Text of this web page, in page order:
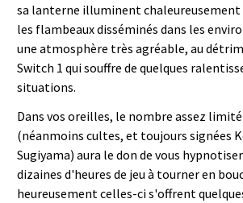
sa lanterne illuminent
les flambeaux disséminés dans les
une atmosphère très agréable, au
Switch 1 qui souffre de quelques
situations.
Dans vos oreilles, le nombre assez
(néanmoins cultes, et toujours signées
Sugiyama) aura le don de vous
dizaines d'heures de jeu à tourner en
heureusement celles-ci s'offrent